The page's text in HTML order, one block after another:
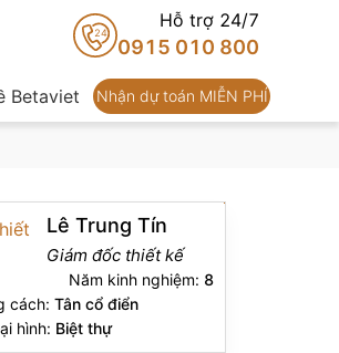
24
Hỗ trợ 24/7
0915 010 800
Betaviet Nhận dự toán MIỄN PHÍ
Lê Trung Tín
Giám đốc thiết kế
Năm kinh nghiệm: 8
cách: Tân cổ điển
hình: Biệt thự